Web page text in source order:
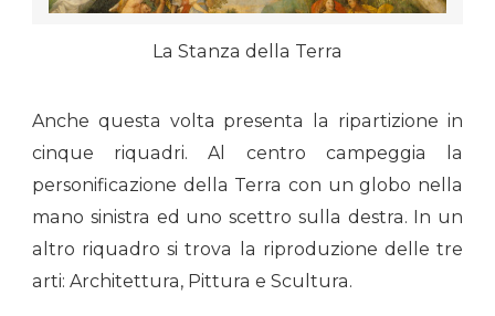
La Stanza della Terra
Anche questa volta presenta la ripartizione in
cinque riquadri. Al centro campeggia la
personificazione della Terra con un globo nella
mano sinistra ed uno scettro sulla destra. In un
altro riquadro si trova la riproduzione delle tre
arti: Architettura, Pittura e Scultura.